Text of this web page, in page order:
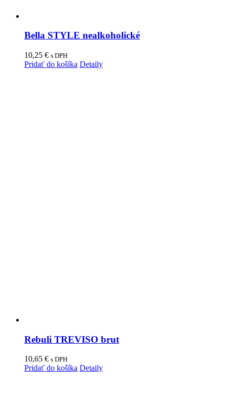
Bella STYLE nealkoholické
10,25 € s DPH
Pridať do košíka Detaily
Rebuli TREVISO brut
10,65 € s DPH
Pridať do košíka Detaily